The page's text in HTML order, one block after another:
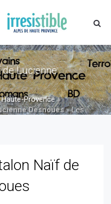
de Lucienne
Provence»
Desnoues»Les
Naïf de